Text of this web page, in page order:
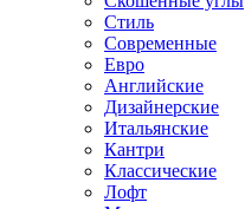
Стиль
Современные
Евро
Английские
Дизайнерские
Итальянские
Кантри
Классические
Лофт